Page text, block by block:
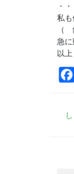
・
私
（
急
以